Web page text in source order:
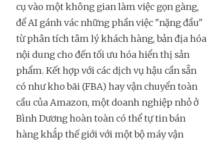
cụ vào một không gian làm việc gọn gàng,
để AI gánh vác những phần việc "nặng đầu"
từ phân tích tâm lý khách hàng, bản địa hóa
nội dung cho đến tối ưu hóa hiển thị sản
phẩm. Kết hợp với các dịch vụ hậu cần sẵn
có như kho bãi (FBA) hay vận chuyển toàn
cầu của Amazon, một doanh nghiệp nhỏ ở
Bình Dương hoàn toàn có thể tự tin bán
hàng khắp thế giới với một bộ máy vận